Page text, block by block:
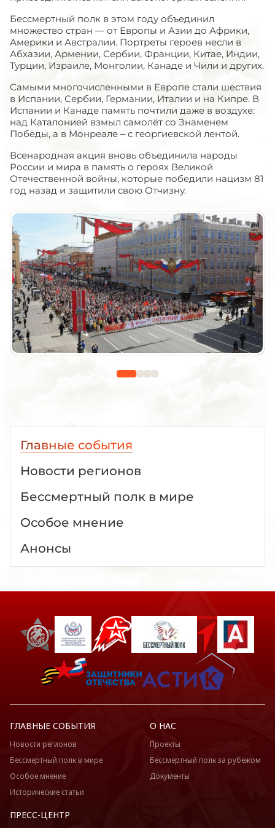
Бессмертный полк в этом году объединил
множество стран — от Европы и Азии до Африки,
Америки и Австралии. Портреты героев несли в
Абхазии, Армении, Сербии, Франции, Китае, Индии,
Турции, Израиле, Монголии, Канаде и Чили и других.
Самыми многочисленными в Европе стали шествия
в Испании, Сербии, Германии, Италии и на Кипре. В
Испании и Канаде память почтили даже в воздухе:
над Каталонией взмыл самолёт со Знаменем
Победы, а в Монреале – с георгиевской лентой.
Всенародная акция вновь объединила народы
России и мира в память о героях Великой
Отечественной войны, которые победили нацизм 81
год назад и защитили свою Отчизну.
Главные события
Новости регионов
Бессмертный полк в мире
Особое мнение
Анонсы
ГЛАВНЫЕ СОБЫТИЯ
Новости регионов
Бессмертный полк в мире
Особое мнение
Исторические статьи
О НАС
Проекты
Бессмертный полк за рубежом
Документы
ПРЕСС-ЦЕНТР